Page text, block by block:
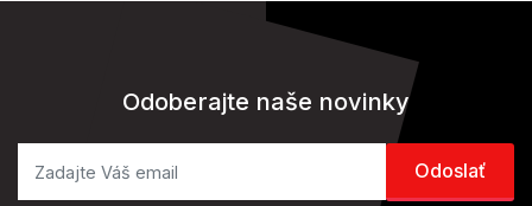
Odoberajte naše novinky